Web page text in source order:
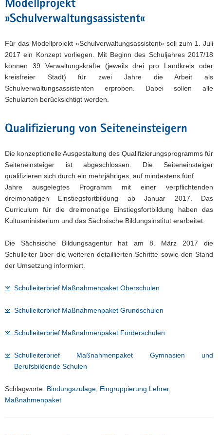
Modellprojekt
»Schulverwaltungsassistent«
Für das Modellprojekt »Schulverwaltungsassistent« soll zum 1. Juli
2017 ein Konzept vorliegen. Mit Beginn des Schuljahres 2017/18
können 39 Verwaltungskräfte (jeweils drei pro Landkreis oder
kreisfreier Stadt) für zwei Jahre die Arbeit als
Schulverwaltungsassistenten erproben. Dabei sollen alle
Schularten berücksichtigt werden.
Qualifizierung von Seiteneinsteigern
Die konzeptionelle Ausgestaltung des Qualifizierungsprogramms für
Seiteneinsteiger ist abgeschlossen. Die Seiteneinsteiger
qualifizieren sich durch ein mehrjähriges, auf mindestens fünf
Jahre ausgelegtes Programm mit einer verpflichtenden
dreimonatigen Einstiegsfortbildung ab Januar 2017. Das
Curriculum für die dreimonatige Einstiegsfortbildung haben das
Kultusministerium und das Sächsische Bildungsinstitut erarbeitet.
Die Sächsische Bildungsagentur hat am 8. März 2017 die
Schulleiter über die weiteren detaillierten Schritte sowie den Stand
der Umsetzung informiert.
Schulleiterbrief Maßnahmenpaket Oberschulen
Schulleiterbrief Maßnahmenpaket Grundschulen
Schulleiterbrief Maßnahmenpaket Förderschulen
Schulleiterbrief Maßnahmenpaket Gymnasien und
Berufsbildende Schulen
Schlagworte: Bindungszulage Eingruppierung Lehrer,
Maßnahmenpaket